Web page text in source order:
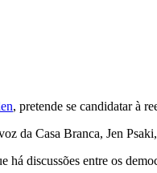
, pretende se candidatar à
da Casa Branca, Jen
há discussões entre os